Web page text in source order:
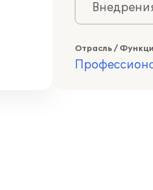
Отрасль /